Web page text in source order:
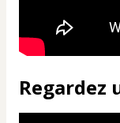
Regardez